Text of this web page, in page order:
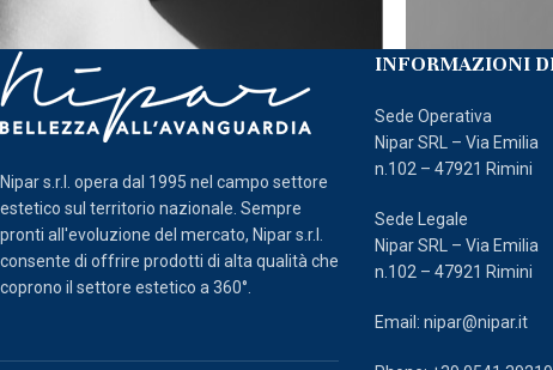
Nipar s.r.l. opera dal 1995 nel campo settore
estetico sul territorio nazionale. Sempre
pronti all'evoluzione del mercato, Nipar s.r.l.
consente di offrire prodotti di alta qualità che
coprono il settore estetico a 360°.
INFORMAZIONI
Sede Operativa
Nipar SRL – Via Emilia
n.102 – 47921 Rimini
Sede Legale
Nipar SRL – Via Emilia
n.102 – 47921 Rimini
Email: nipar@nipar.it